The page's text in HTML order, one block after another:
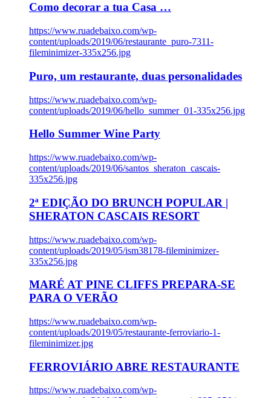
Como decorar a tua Casa …
https://www.ruadebaixo.com/wp-
content/uploads/2019/06/restaurante_puro-7311-
fileminimizer-335x256.jpg
Puro, um restaurante, duas personalidades
https://www.ruadebaixo.com/wp-
content/uploads/2019/06/hello_summer_01-335x256.jpg
Hello Summer Wine Party
https://www.ruadebaixo.com/wp-
content/uploads/2019/06/santos_sheraton_cascais-
335x256.jpg
2ª EDIÇÃO DO BRUNCH POPULAR |
SHERATON CASCAIS RESORT
https://www.ruadebaixo.com/wp-
content/uploads/2019/05/ism38178-fileminimizer-
335x256.jpg
MARÉ AT PINE CLIFFS PREPARA-SE
PARA O VERÃO
https://www.ruadebaixo.com/wp-
content/uploads/2019/05/restaurante-ferroviario-1-
fileminimizer.jpg
FERROVIÁRIO ABRE RESTAURANTE
https://www.ruadebaixo.com/wp-